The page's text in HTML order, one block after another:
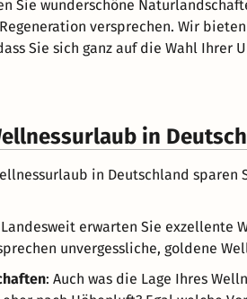
Sie wunderschöne
versprechen. Wir
Sie sich ganz auf die Wahl Ihrer
in
in Deutschland
Landesweit erwarten Sie exzellente
unvergessliche, goldene
: Auch was die Lage Ihres